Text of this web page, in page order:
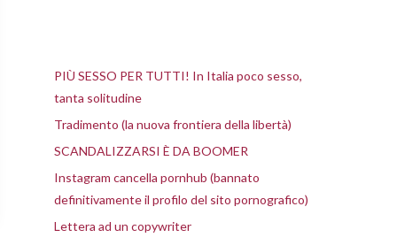
PIÙ SESSO PER TUTTI! In Italia poco sesso,
tanta solitudine
Tradimento (la nuova frontiera della libertà)
SCANDALIZZARSI È DA BOOMER
Instagram cancella pornhub (bannato
definitivamente il profilo del sito pornografico)
Lettera ad un copywriter